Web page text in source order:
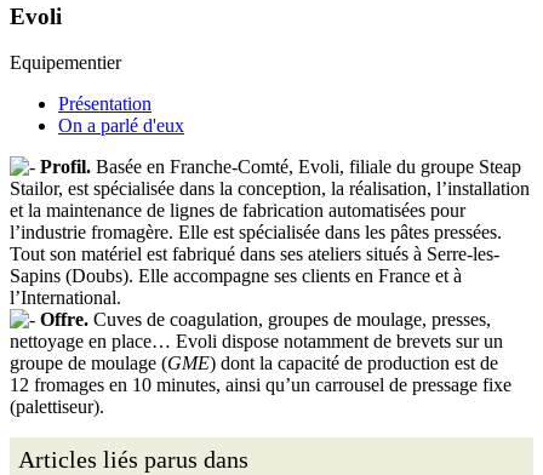
Evoli
Equipementier
Présentation
On a parlé d'eux
Profil. Basée en Franche-Comté, Evoli, filiale du groupe Steap
Stailor, est spécialisée dans la conception, la réalisation, l’installation
et la maintenance de lignes de fabrication automatisées pour
l’industrie fromagère. Elle est spécialisée dans les pâtes pressées.
Tout son matériel est fabriqué dans ses ateliers situés à Serre-les-
Sapins (Doubs). Elle accompagne ses clients en France et à
l’International.
Offre. Cuves de coagulation, groupes de moulage, presses,
nettoyage en place… Evoli dispose notamment de brevets sur un
groupe de moulage (GME) dont la capacité de production est de
12 fromages en 10 minutes, ainsi qu’un carrousel de pressage fixe
(palettiseur).
Articles liés parus dans